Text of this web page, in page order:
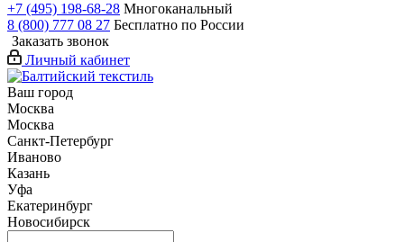
+7 (495) 198-68-28 Многоканальный
8 (800) 777 08 27 Бесплатно по России
Заказать звонок
Личный кабинет
Ваш город
Москва
Москва
Санкт-Петербург
Иваново
Казань
Уфа
Екатеринбург
Новосибирск